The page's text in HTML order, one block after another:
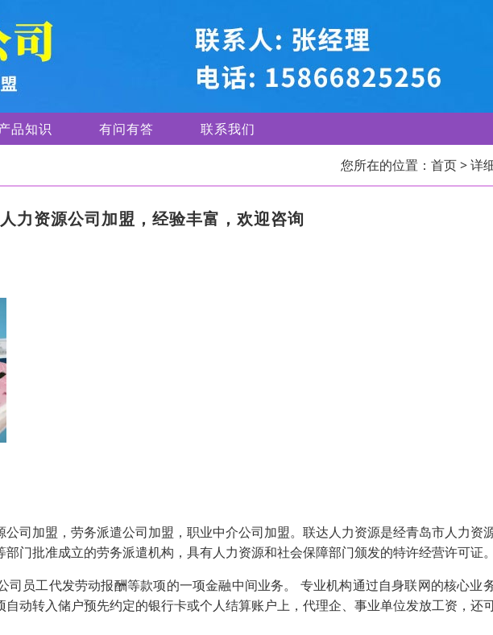
品知识 有问有答 联系我们
您所在的位置： 首页> 详
力资源公司加盟，经验丰富，欢迎咨询
司加盟，劳务派遣公司加盟，职业中介公司加盟。联达人力资源是经青岛市人力资
门批准成立的劳务派遣机构，具有人力资源和社会保障部门颁发的特许经营许可证
司员工代发劳动报酬等款项的一项金融中间业务。 专业机构通过自身联网的核心业
动转入储户预先约定的银行卡或个人结算账户上，代理企、事业单位发放工资，还